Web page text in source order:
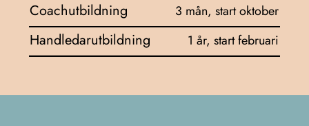
Coachutbildning 3 mån, start oktober
Handledarutbildning 1 år, start februari